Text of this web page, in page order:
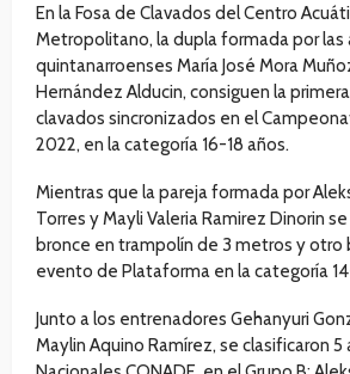
En la Fosa de Clavados del Centro
Metropolitano, la dupla formada por las
quintanarroenses María José Mora
Hernández Alducin, consiguen la
clavados sincronizados en el
2022, en la categoría 16-18 años.
Mientras que la pareja formada por
Torres y Mayli Valeria Ramirez Dinorin
bronce en trampolín de 3 metros y otro
evento de Plataforma en la categoría
Junto a los entrenadores Gehanyuri
Maylin Aquino Ramírez, se clasificaron